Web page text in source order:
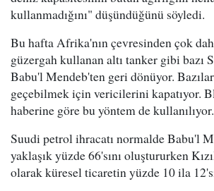
kullanmadığını" düşündüğünü söyledi.
Bu hafta Afrika'nın çevresinden çok
güzergah kullanan altı tanker gibi bazı
Babu'l Mendeb'ten geri dönüyor.
geçebilmek için vericilerini kapatıyor.
haberine göre bu yöntem de kullanılıyor.
Suudi petrol ihracatı normalde Babu'l
yaklaşık yüzde 66'sını oluştururken
olarak küresel ticaretin yüzde 10 ila